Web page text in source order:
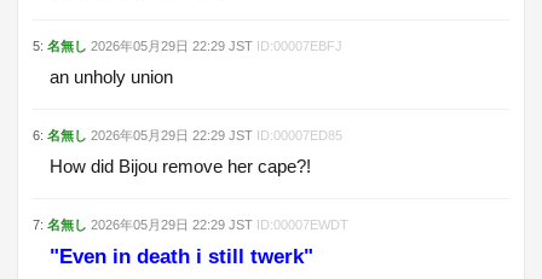
5: 名無し 2026年05月29日 22:29 JST ID:00007EBFJ
an unholy union
6: 名無し 2026年05月29日 22:29 JST ID:00007ED85
How did Bijou remove her cape?!
7: 名無し 2026年05月29日 22:29 JST ID:00007EWDT
"Even in death i still twerk"